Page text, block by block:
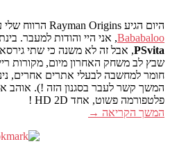
היום הגיע Rayman Origins הרווח שלי עבור Xbox 360 זכה בבלוג
Bababaloo, אני היי והודות למעבר.
PSvita, אבל זה לא משנה כי שתי
שבץ לב משחק האחרון מיום, מקורות
המשך קשר לעבר בסגנון הזה !).
פלטפורמה פשוט, אחד HD 2D !
המשך הקריאה →